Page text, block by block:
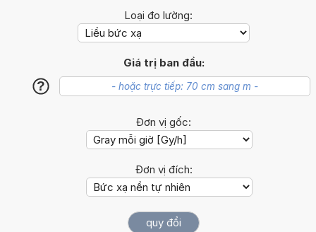
Loại đo lường:
Giá trị ban đầu:
?
Đơn vị gốc:
Đơn vị đích: